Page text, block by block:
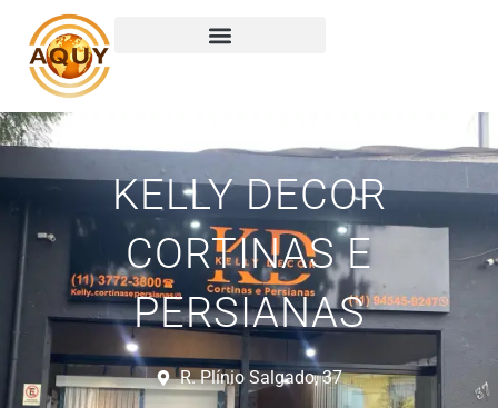
KELLY DECOR
CORTINAS E
PERSIANAS
R. Plínio Salgado, 37